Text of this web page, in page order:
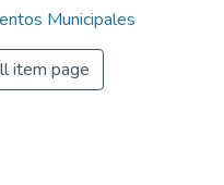
Municipales
item page